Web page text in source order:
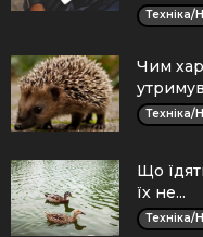
Техніка/
Чим
Техніка/
Що
їх не...
Техніка/